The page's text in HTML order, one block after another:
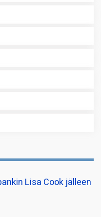
Lisa Cook jälleen